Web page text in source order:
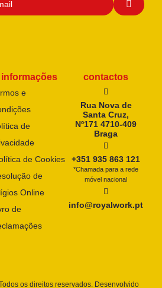
informações
e
de
de Cookies
de
Online
de
contactos
Rua Nova de
Santa Cruz,
Nº171 4710-409
Braga
+351 935 863 121
*Chamada para a rede
móvel nacional
info@royalwork.pt
os direitos reservados. Desenvolvido